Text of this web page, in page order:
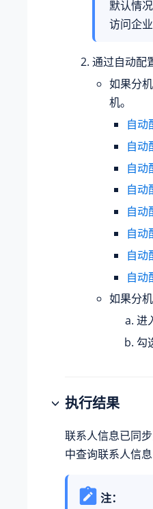
默认情
访问企业
通过自动配
如果分
机。
自动
自动
自动
自动
自动
自动
自动
自动
如果分
进
勾
执行结果
联系人信息已同
中查询联系人信
注：